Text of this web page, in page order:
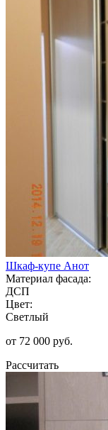
Шкаф-купе Анот
Материал фасада:
ДСП
Цвет:
Светлый
от 72 000 руб.
Рассчитать